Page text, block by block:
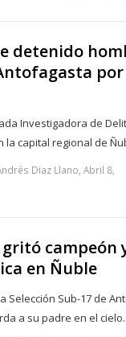
detenido
Investigadora de
la capital regional de
Diaz Llano, Abril 8,
campeón
en Ñuble
Selección Sub-17 de
a su padre en el